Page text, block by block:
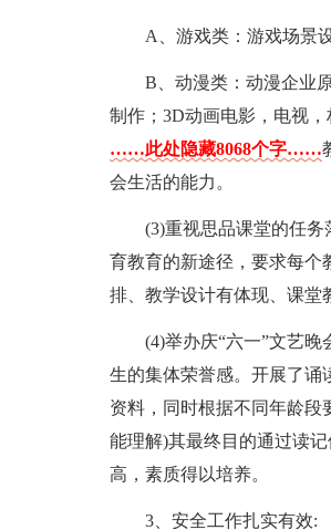
A、游戏类：游戏场景
B、动漫类：动漫企业
制作；3D动画电影，电视
……此处隐藏8068个字……
会生活的能力。
(3)重视思品课堂的任
育教育的新途径，要求每个
排、教学设计有体现、课堂
(4)举办庆“六一”文艺
生的集体荣誉感。开展了诵
资料，同时根据不同年龄段
能理解)其最终目的通过读
高，素质得以培养。
3、安全工作扎实有效: